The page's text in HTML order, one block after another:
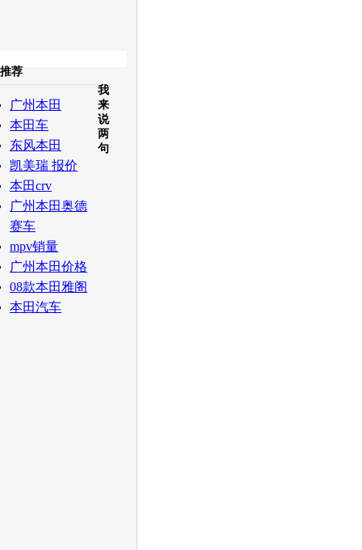
白社会 百度i贴吧
荐
广州本田
本田车
东风本田
凯美瑞 报价
本田crv
广州本田奥德
赛车
mpv销量
广州本田价格
08款本田雅阁
本田汽车
我
来
说
两
句